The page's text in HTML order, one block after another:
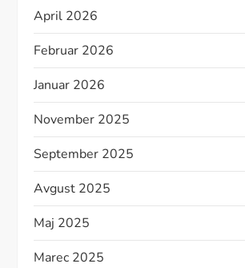
April 2026
Februar 2026
Januar 2026
November 2025
September 2025
Avgust 2025
Maj 2025
Marec 2025